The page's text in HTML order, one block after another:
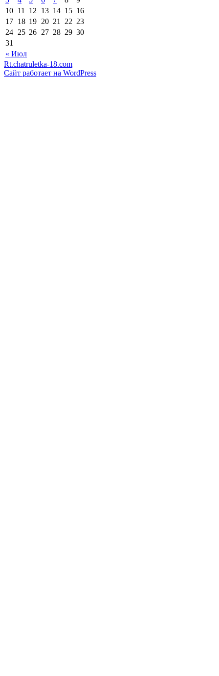
« Июл
10 11 12 13 14 15 16
17 18 19 20 21 22 23
24 25 26 27 28 29 30
31
Rt.chatruletka-18.com
Сайт работает на WordPress